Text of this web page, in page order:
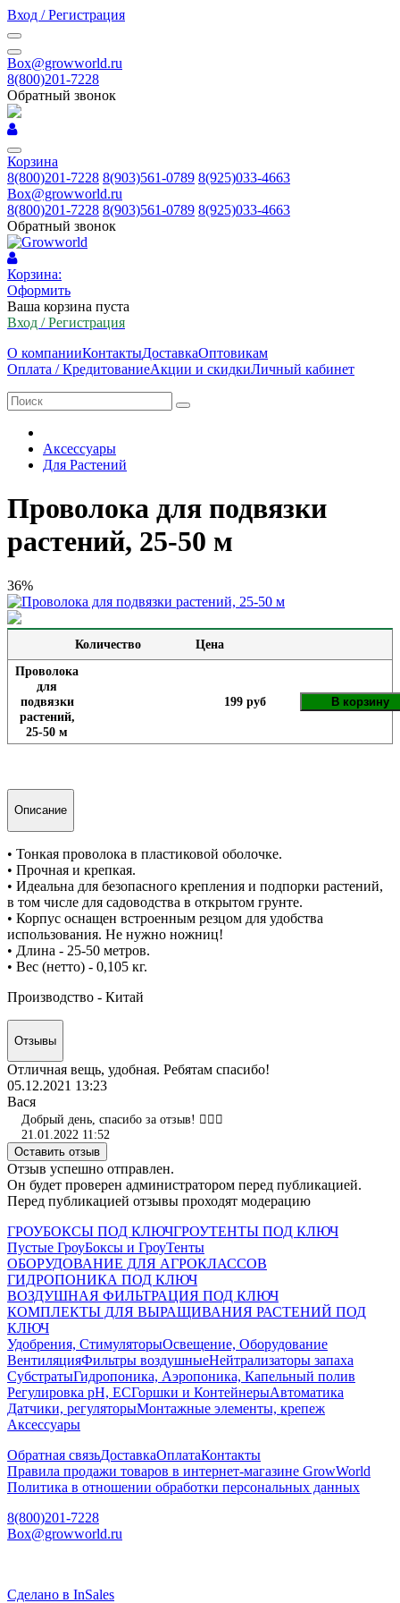
Вход / Регистрация
Box@growworld.ru
8(800)201-7228
Обратный звонок
Корзина
8(800)201-7228 8(903)561-0789 8(925)033-4663
Box@growworld.ru
8(800)201-7228 8(903)561-0789 8(925)033-4663
Обратный звонок
Корзина:
Оформить
Ваша корзина пуста
Вход / Регистрация
О компанииКонтактыДоставкаОптовикам
Оплата / КредитованиеАкции и скидкиЛичный кабинет
Аксессуары
Для Растений
Проволока для подвязки
растений, 25-50 м
36%
Количество
Цена
Проволока
для
подвязки
растений,
25-50 м
199 руб В корзину
Описание
• Тонкая проволока в пластиковой оболочке.
• Прочная и крепкая.
• Идеальна для безопасного крепления и подпорки растений,
в том числе для садоводства в открытом грунте.
• Корпус оснащен встроенным резцом для удобства
использования. Не нужно ножниц!
• Длина - 25-50 метров.
• Вес (нетто) - 0,105 кг.
Производство - Китай
Отзывы
Отличная вещь, удобная. Ребятам спасибо!
05.12.2021 13:23
Вася
Добрый день, спасибо за отзыв! 👍🏻😎
21.01.2022 11:52
Оставить отзыв
Отзыв успешно отправлен.
Он будет проверен администратором перед публикацией.
Перед публикацией отзывы проходят модерацию
ГРОУБОКСЫ ПОД КЛЮЧГРОУТЕНТЫ ПОД КЛЮЧ
Пустые ГроуБоксы и ГроуТенты
ОБОРУДОВАНИЕ ДЛЯ АГРОКЛАССОВ
ГИДРОПОНИКА ПОД КЛЮЧ
ВОЗДУШНАЯ ФИЛЬТРАЦИЯ ПОД КЛЮЧ
КОМПЛЕКТЫ ДЛЯ ВЫРАЩИВАНИЯ РАСТЕНИЙ ПОД
КЛЮЧ
Удобрения, СтимуляторыОсвещение, Оборудование
ВентиляцияФильтры воздушныеНейтрализаторы запаха
СубстратыГидропоника, Аэропоника, Капельный полив
Регулировка pH, ECГоршки и КонтейнерыАвтоматика
Датчики, регуляторыМонтажные элементы, крепеж
Аксессуары
Обратная связьДоставкаОплатаКонтакты
Правила продажи товаров в интернет-магазине GrowWorld
Политика в отношении обработки персональных данных
8(800)201-7228
Box@growworld.ru
Сделано в InSales